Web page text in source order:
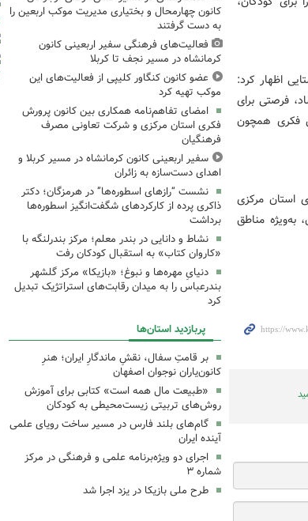
اظهار کرد:
فرصتی برای
فکری همچون
استان مرکزی
مناطق
کانون چهارمحال و بختیاری مدیریت موکب اربعین را
به دست گرفتند
فعالیت‌های فرهنگی سفیر اربعینی کانون
کرمانشاه در مسیر نجف تا کربلا
عضو کانون کنگاور کلیپی از فعالیت‌های این
موکب تهیه کرد
امضای تفاهم‌نامه همکاری بین کانون پرورش
فکری استان مرکزی و شرکت تعاونی مصرف
فرهنگیان
سفیر اربعینی کانون کرمانشاه در مسیر کربلا و
اهدای دست‌سازه به زائران
نشست “رازهای اسطوره‌ها” در هرمزگان؛ دکتر
ذاکری پرده از کارکردهای شگفت‌انگیز اسطوره‌ها
برداشت
نشاط و دانایی در بندر معلم؛ مرکز بندرلنگه با
«کاروان کتاب» به استقبال کودکان رفت
دنیایِ مهره‌ها و نبوغ؛ «بازیکا» مرکز گلشهر
بندرعباس را به میدان رقابت‌های استراتژیک تبدیل
کرد
پربازدید استان‌ها
بر قامتِ سفال، نقشِ ماندگارِ ایران؛ هنرِ
کانون‌یاران نوجوان اصفهان
«طبیعت مال همه است» کتابی برای آموزش
روش‌های تربیتی زیست‌محیطی به کودکان
گام‌های بلند فارس در مسیر ساخت رویای علمی
آینده ایران
اجرای دو ویژه‌برنامه علمی و فرهنگی در مرکز
شماره ۳
طرح ملی بازیکا در یزد اجرا شد